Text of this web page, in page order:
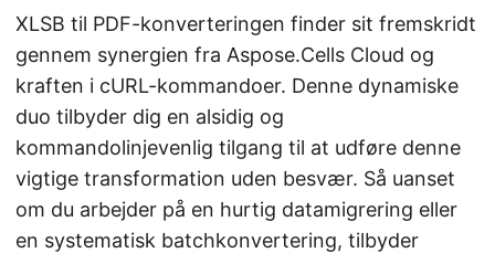
XLSB til PDF-konverteringen finder sit fremskridt
gennem synergien fra Aspose.Cells Cloud og
kraften i cURL-kommandoer. Denne dynamiske
duo tilbyder dig en alsidig og
kommandolinjevenlig tilgang til at udføre denne
vigtige transformation uden besvær. Så uanset
om du arbejder på en hurtig datamigrering eller
en systematisk batchkonvertering, tilbyder